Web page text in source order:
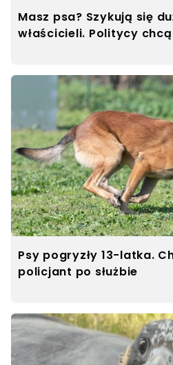
Masz psa? Szykują się
właścicieli. Politycy
Psy pogryzły 13-latka.
policjant po służbie